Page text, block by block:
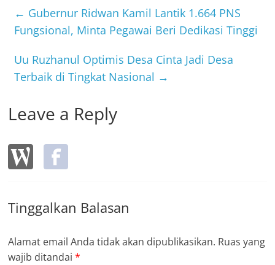
b
o
o
k
← Gubernur Ridwan Kamil Lantik 1.664 PNS
Fungsional, Minta Pegawai Beri Dedikasi Tinggi
Uu Ruzhanul Optimis Desa Cinta Jadi Desa
Terbaik di Tingkat Nasional →
Leave a Reply
Tinggalkan Balasan
Alamat email Anda tidak akan dipublikasikan. Ruas yang
wajib ditandai*